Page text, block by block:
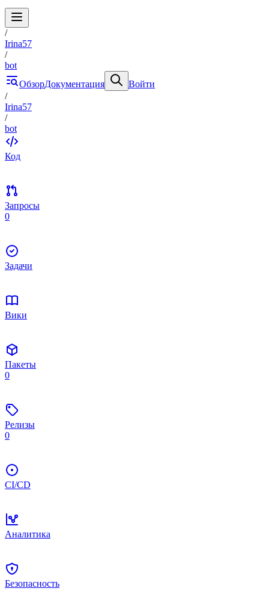
/
Irina57
/
bot
ОбзорДокументация
Войти
/
Irina57
/
bot
Код
Запросы
0
Задачи
Вики
Пакеты
0
Релизы
0
CI/CD
Аналитика
Безопасность